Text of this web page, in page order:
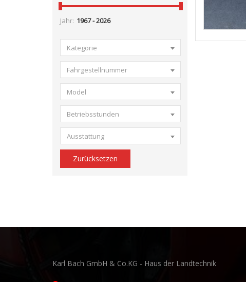
Jahr:
Kategorie
Fahrgestellnummer
Model
Betriebsstunden
Ausstattung
Zurücksetzen
Karl Bach GmbH & Co.KG - Haus der Landtechnik